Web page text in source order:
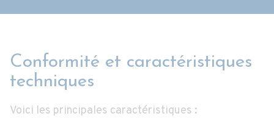
Conformité et caractéristiques
techniques
Voici les principales caractéristiques :